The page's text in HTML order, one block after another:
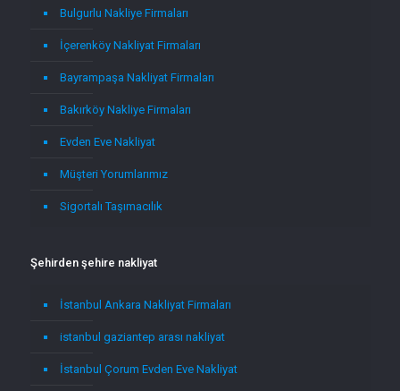
Bulgurlu Nakliye Firmaları
İçerenköy Nakliyat Firmaları
Bayrampaşa Nakliyat Firmaları
Bakırköy Nakliye Firmaları
Evden Eve Nakliyat
Müşteri Yorumlarımız
Sigortalı Taşımacılık
Şehirden şehire nakliyat
İstanbul Ankara Nakliyat Firmaları
istanbul gaziantep arası nakliyat
İstanbul Çorum Evden Eve Nakliyat